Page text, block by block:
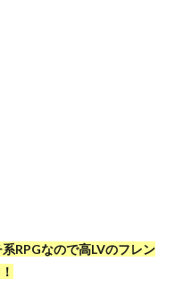
RPGなので高LVのフレン